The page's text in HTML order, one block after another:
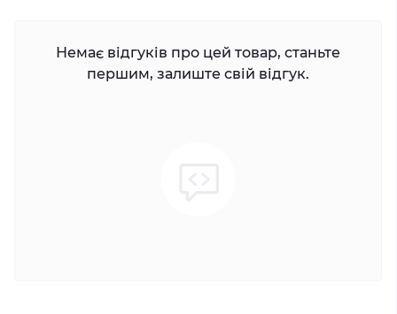
Немає відгуків про цей товар, станьте
першим, залиште свій відгук.